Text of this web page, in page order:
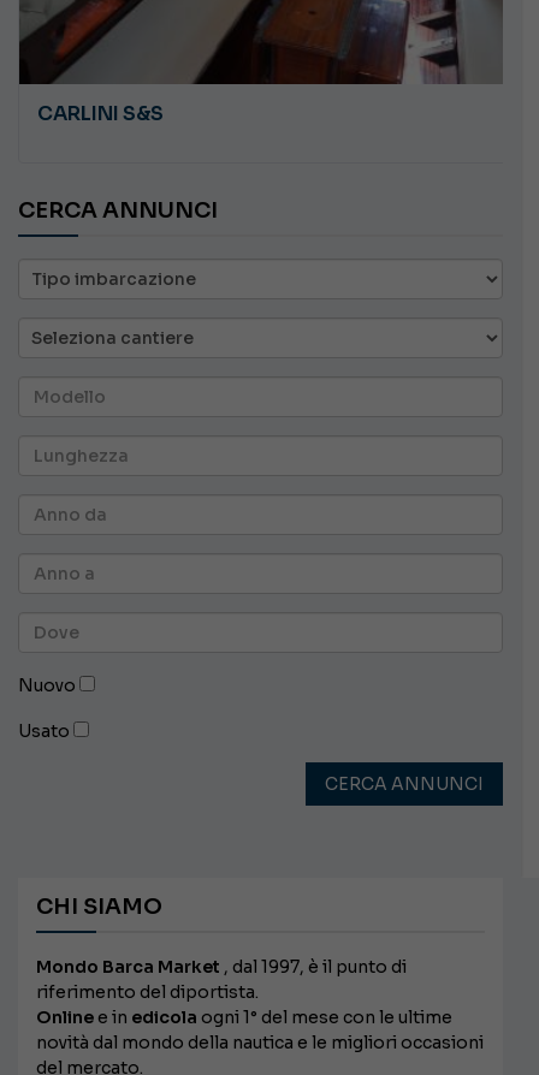
CARLINI S&S
CERCA ANNUNCI
Nuovo
Usato
CERCA ANNUNCI
CHI SIAMO
Mondo Barca Market , dal 1997, è il punto di
riferimento del diportista.
Online e in edicola ogni 1° del mese con le ultime
novità dal mondo della nautica e le migliori occasioni
del mercato.